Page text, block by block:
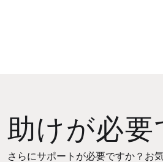
助けが必要
さらにサポートが必要ですか？お